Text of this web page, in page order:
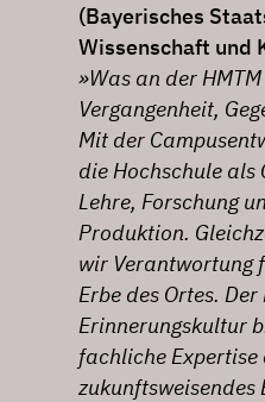
(Bayerisches
Wissenschaft und
»Was an der
Vergangenheit,
Mit der
die Hochschule als
Lehre, Forschung
Produktion.
wir Verantwortung
Erbe des Ortes.
Erinnerungskultur
fachliche Expertise
zukunftsweisendes